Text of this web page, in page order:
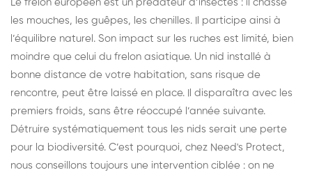
Le frelon européen est un prédateur d’insectes : il chasse
les mouches, les guêpes, les chenilles. Il participe ainsi à
l’équilibre naturel. Son impact sur les ruches est limité, bien
moindre que celui du frelon asiatique. Un nid installé à
bonne distance de votre habitation, sans risque de
rencontre, peut être laissé en place. Il disparaîtra avec les
premiers froids, sans être réoccupé l’année suivante.
Détruire systématiquement tous les nids serait une perte
pour la biodiversité. C’est pourquoi, chez Need's Protect,
nous conseillons toujours une intervention ciblée : on ne